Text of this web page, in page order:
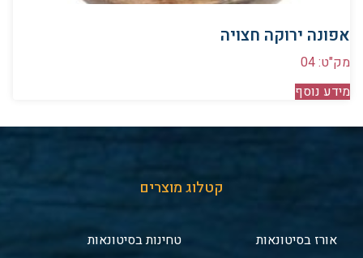
אפונה ירוקה חצויה
מק"ט: 04
מידע נוסף
קטלוג מוצרים
אורז בסיטונאות
טחינות בסיטונאות